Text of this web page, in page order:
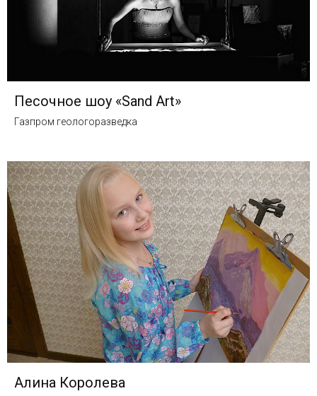
Песочное шоу «Sand Art»
Газпром геологоразведка
Алина Королева